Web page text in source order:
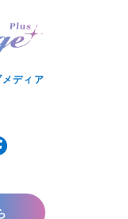
ディア